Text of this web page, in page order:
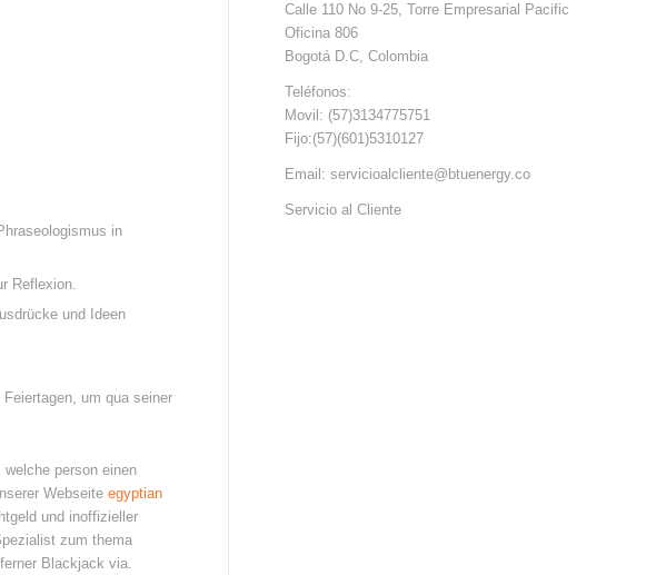
in
Reflexion.
und Ideen
um qua seiner
person einen
Webseite egyptian
und inoffizieller
zum thema
Blackjack via.
Calle 110 No 9-25, Torre Empresarial Pacific
Oficina 806
Bogotá D.C, Colombia
Teléfonos:
Movil: (57)3134775751
Fijo:(57)(601)5310127
Email: servicioalcliente@btuenergy.co
Servicio al Cliente